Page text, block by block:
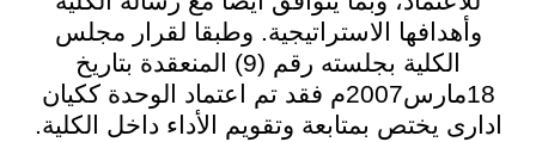
وأهدافها الاستراتيجية. وطبقا لقرار مجلس
الكلية بجلسته رقم (9) المنعقدة بتاريخ
18مارس2007م فقد تم اعتماد الوحدة ككيان
ادارى يختص بمتابعة وتقويم الأداء داخل الكلية.